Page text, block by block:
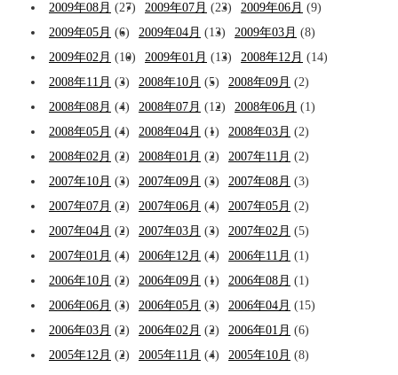
2009年08月 (27) 2009年07月 (23) 2009年06月 (9)
2009年05月 (6) 2009年04月 (13) 2009年03月 (8)
2009年02月 (10) 2009年01月 (13) 2008年12月 (14)
2008年11月 (3) 2008年10月 (5) 2008年09月 (2)
2008年08月 (4) 2008年07月 (12) 2008年06月 (1)
2008年05月 (4) 2008年04月 (1) 2008年03月 (2)
2008年02月 (2) 2008年01月 (2) 2007年11月 (2)
2007年10月 (3) 2007年09月 (3) 2007年08月 (3)
2007年07月 (2) 2007年06月 (4) 2007年05月 (2)
2007年04月 (2) 2007年03月 (3) 2007年02月 (5)
2007年01月 (4) 2006年12月 (4) 2006年11月 (1)
2006年10月 (2) 2006年09月 (1) 2006年08月 (1)
2006年06月 (3) 2006年05月 (3) 2006年04月 (15)
2006年03月 (2) 2006年02月 (2) 2006年01月 (6)
2005年12月 (2) 2005年11月 (4) 2005年10月 (8)